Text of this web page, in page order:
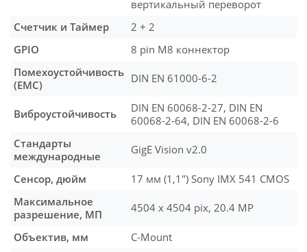
вертикальный переворот
Счетчик и Таймер
2 + 2
GPIO
8 pin M8 коннектор
Помехоустойчивость
(EMC)
DIN EN 61000-6-2
Виброустойчивость
DIN EN 60068-2-27, DIN EN
60068-2-64, DIN EN 60068-2-6
Стандарты
международные
GigE Vision v2.0
Сенсор, дюйм
17 мм (1,1″) Sony IMX 541 CMOS
Максимальное
разрешение, МП
4504 x 4504 pix, 20.4 MP
Объектив, мм C-Mount